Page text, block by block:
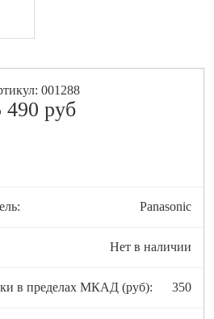
001288
490 pуб
Panasonic
Нет в наличии
в пределах МКАД (руб): 350